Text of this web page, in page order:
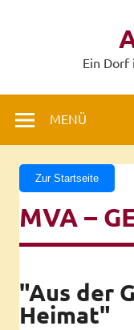
Ein Dorf
MENÜ
Zur Startseite
MVA –
"Aus der
Heimat"